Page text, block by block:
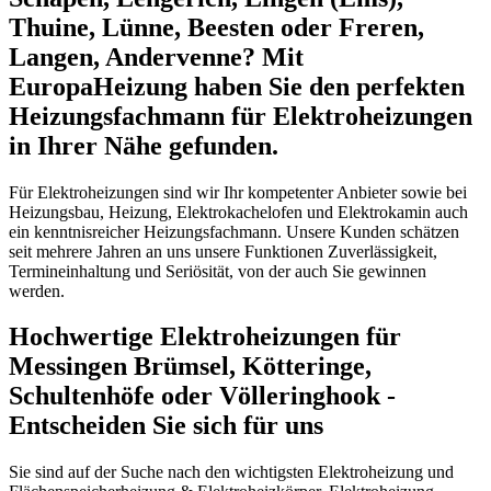
Thuine, Lünne, Beesten oder Freren,
Langen, Andervenne? Mit
EuropaHeizung haben Sie den perfekten
Heizungsfachmann für Elektroheizungen
in Ihrer Nähe gefunden.
Für Elektroheizungen sind wir Ihr kompetenter Anbieter sowie bei
Heizungsbau, Heizung, Elektrokachelofen und Elektrokamin auch
ein kenntnisreicher Heizungsfachmann. Unsere Kunden schätzen
seit mehrere Jahren an uns unsere Funktionen Zuverlässigkeit,
Termineinhaltung und Seriösität, von der auch Sie gewinnen
werden.
Hochwertige Elektroheizungen für
Messingen Brümsel, Kötteringe,
Schultenhöfe oder Völleringhook -
Entscheiden Sie sich für uns
Sie sind auf der Suche nach den wichtigsten Elektroheizung und